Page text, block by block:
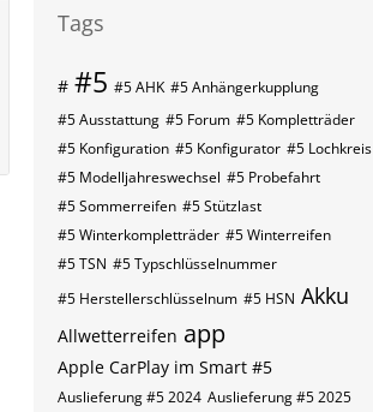
Tags
# #5 #5 AHK #5 Anhängerkupplung
#5 Ausstattung #5 Forum #5 Kompletträder
#5 Konfiguration #5 Konfigurator #5 Lochkreis
#5 Modelljahreswechsel #5 Probefahrt
#5 Sommerreifen #5 Stützlast
#5 Winterkompletträder #5 Winterreifen
#5​​​​ TSN #5​​​​ Typschlüsselnummer
#5​​​​​ Herstellerschlüsselnum #5​​​​​ HSN Akku
Allwetterreifen app
Apple CarPlay im Smart #5
Auslieferung #5 2024 Auslieferung #5 2025